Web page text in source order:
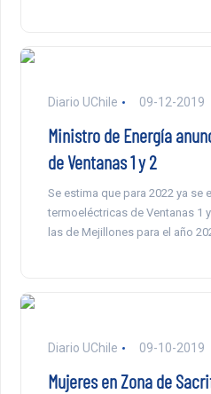
Diario UChile 09-12-2019
Ministro de Energía
de Ventanas 1 y 2
Se estima que para 2022 ya se
termoeléctricas de Ventanas 1
las de Mejillones para el año
Diario UChile 09-10-2019
Mujeres en Zona de